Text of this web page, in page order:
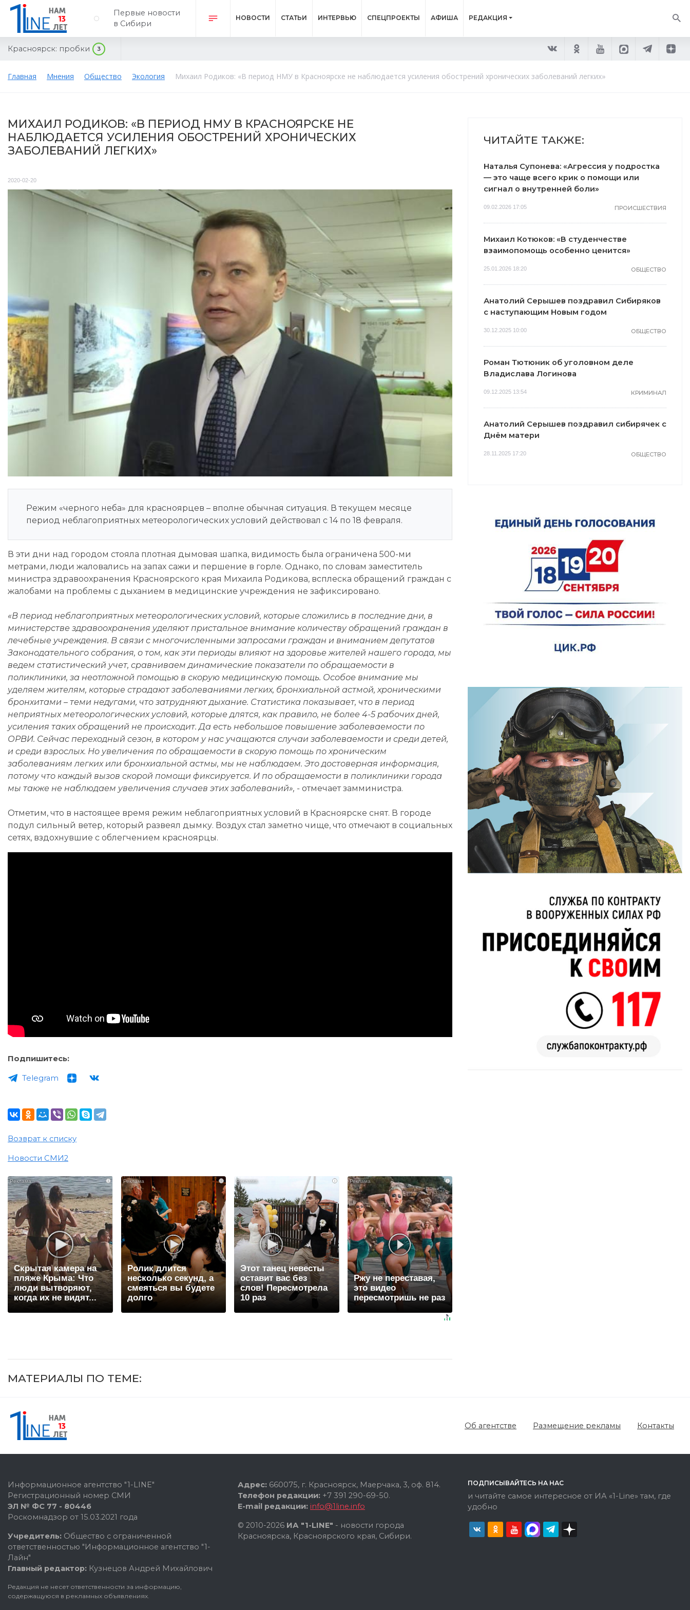
Первые новости
в Сибири
НОВОСТИ СТАТЬИ ИНТЕРВЬЮ СПЕЦПРОЕКТЫ АФИША РЕДАКЦИЯ
Красноярск: пробки 3
Главная Мнения Общество Экология Михаил Родиков: «В период НМУ в Красноярске не наблюдается усиления обострений хронических заболеваний легких»
МИХАИЛ РОДИКОВ: «В ПЕРИОД НМУ В КРАСНОЯРСКЕ НЕ
НАБЛЮДАЕТСЯ УСИЛЕНИЯ ОБОСТРЕНИЙ ХРОНИЧЕСКИХ
ЗАБОЛЕВАНИЙ ЛЕГКИХ»
2020-02-20
Режим «черного неба» для красноярцев – вполне обычная ситуация. В текущем месяце
период неблагоприятных метеорологических условий действовал с 14 по 18 февраля.
В эти дни над городом стояла плотная дымовая шапка, видимость была ограничена 500-ми
метрами, люди жаловались на запах сажи и першение в горле. Однако, по словам заместитель
министра здравоохранения Красноярского края Михаила Родикова, всплеска обращений граждан с
жалобами на проблемы с дыханием в медицинские учреждения не зафиксировано.
«В период неблагоприятных метеорологических условий, которые сложились в последние дни, в
министерстве здравоохранения уделяют пристальное внимание количеству обращений граждан в
лечебные учреждения. В связи с многочисленными запросами граждан и вниманием депутатов
Законодательного собрания, о том, как эти периоды влияют на здоровье жителей нашего города, мы
ведем статистический учет, сравниваем динамические показатели по обращаемости в
поликлиники, за неотложной помощью в скорую медицинскую помощь. Особое внимание мы
уделяем жителям, которые страдают заболеваниями легких, бронхиальной астмой, хроническими
бронхитами – теми недугами, что затрудняют дыхание. Статистика показывает, что в период
неприятных метеорологических условий, которые длятся, как правило, не более 4-5 рабочих дней,
усиления таких обращений не происходит. Да есть небольшое повышение заболеваемости по
ОРВИ. Сейчас переходный сезон, в котором у нас учащаются случаи заболеваемости и среди детей,
и среди взрослых. Но увеличения по обращаемости в скорую помощь по хроническим
заболеваниям легких или бронхиальной астмы, мы не наблюдаем. Это достоверная информация,
потому что каждый вызов скорой помощи фиксируется. И по обращаемости в поликлиники города
мы также не наблюдаем увеличения случаев этих заболеваний», - отмечает замминистра.
Отметим, что в настоящее время режим неблагоприятных условий в Красноярске снят. В городе
подул сильный ветер, который развеял дымку. Воздух стал заметно чище, что отмечают в социальных
сетях, вздохнувшие с облегчением красноярцы.
Подпишитесь:
Telegram
Возврат к списку
Новости СМИ2
i
Скрытая камера на
пляже Крыма: Что
люди вытворяют,
когда их не видят...
i
Ролик длится
несколько секунд, а
смеяться вы будете
долго
i
Этот танец невесты
оставит вас без
слов! Пересмотрела
10 раз
i
Ржу не переставая,
это видео
пересмотришь не раз
МАТЕРИАЛЫ ПО ТЕМЕ:
ЧИТАЙТЕ ТАКЖЕ:
Наталья Супонева: «Агрессия у подростка
— это чаще всего крик о помощи или
сигнал о внутренней боли»
09.02.2026 17:05 ПРОИСШЕСТВИЯ
Михаил Котюков: «В студенчестве
взаимопомощь особенно ценится»
25.01.2026 18:20 ОБЩЕСТВО
Анатолий Серышев поздравил Сибиряков
с наступающим Новым годом
30.12.2025 10:00 ОБЩЕСТВО
Роман Тютюник об уголовном деле
Владислава Логинова
09.12.2025 13:54 КРИМИНАЛ
Анатолий Серышев поздравил сибирячек с
Днём матери
28.11.2025 17:20 ОБЩЕСТВО
Об агентстве Размещение рекламы Контакты
Информационное агентство "1-LINE"
Регистрационный номер СМИ
ЭЛ № ФС 77 - 80446
Роскомнадзор от 15.03.2021 года
Учредитель: Общество с ограниченной
ответственностью "Информационное агентство "1-
Лайн"
Главный редактор: Кузнецов Андрей Михайлович
Редакция не несет ответственности за информацию,
содержащуюся в рекламных объявлениях.
Адрес: 660075, г. Красноярск, Маерчака, 3, оф. 814.
Телефон редакции: +7 391 290-69-50.
E-mail редакции: info@1line.info
© 2010-2026 ИА "1-LINE" - новости города
Красноярска, Красноярского края, Сибири.
ПОДПИСЫВАЙТЕСЬ НА НАС
и читайте самое интересное от ИА «1-Line» там, где
удобно